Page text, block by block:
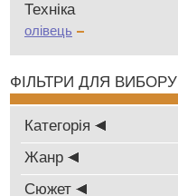
Техніка
олівець
ФІЛЬТРИ ДЛЯ ВИБОРУ
Категорія
Жанр
Сюжет